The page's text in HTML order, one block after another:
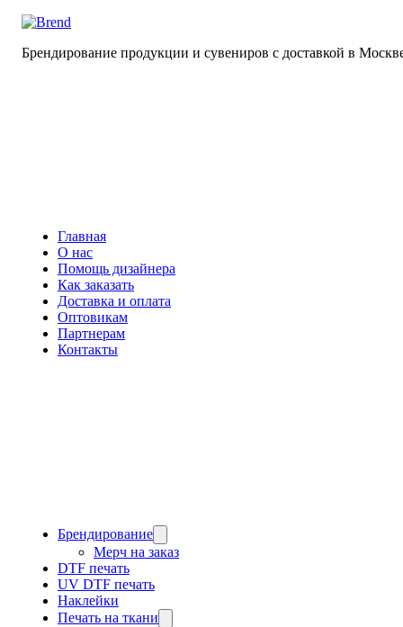
Брендирование продукции и сувениров с доставкой в
Главная
О нас
Помощь дизайнера
Как заказать
Доставка и оплата
Оптовикам
Партнерам
Контакты
Брендирование
Мерч на заказ
DTF печать
UV DTF печать
Наклейки
Печать на ткани